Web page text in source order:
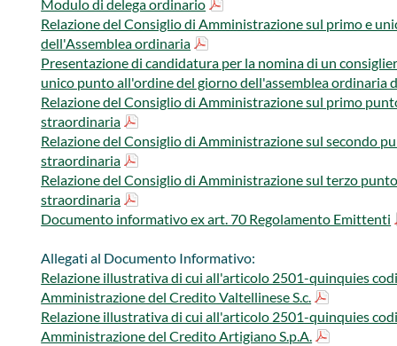
Modulo di delega ordinario
Relazione del Consiglio di Amministrazione sul primo e
dell'Assemblea ordinaria
Presentazione di candidatura per la nomina di un
unico punto all'ordine del giorno dell'assemblea ordinaria
Relazione del Consiglio di Amministrazione sul primo
straordinaria
Relazione del Consiglio di Amministrazione sul secondo
straordinaria
Relazione del Consiglio di Amministrazione sul terzo
straordinaria
Documento informativo ex art. 70 Regolamento Emittenti
Allegati al Documento Informativo:
Relazione illustrativa di cui all'articolo 2501-quinquies
Amministrazione del Credito Valtellinese S.c.
Relazione illustrativa di cui all'articolo 2501-quinquies
Amministrazione del Credito Artigiano S.p.A.